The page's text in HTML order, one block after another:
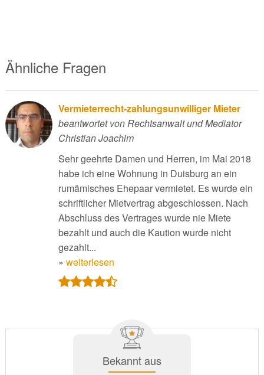
Ähnliche Fragen
Vermieterrecht-zahlungsunwilliger Mieter
beantwortet von Rechtsanwalt und Mediator
Christian Joachim
Sehr geehrte Damen und Herren, im Mai 2018
habe ich eine Wohnung in Duisburg an ein
rumämisches Ehepaar vermietet. Es wurde ein
schriftlicher Mietvertrag abgeschlossen. Nach
Abschluss des Vertrages wurde nie Miete
bezahlt und auch die Kaution wurde nicht
gezahlt...
» weiterlesen
Bekannt aus